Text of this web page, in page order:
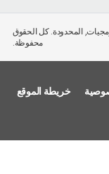
المحدودة. كل الحقوق
محفوظة.
خريطة الموقع